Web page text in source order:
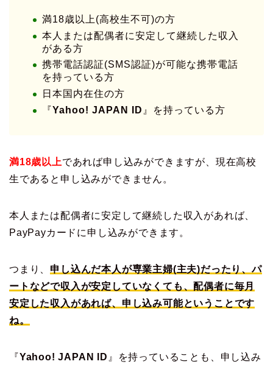
満18歳以上(高校生不可)の方
本人または配偶者に安定して継続した収入
がある方
携帯電話認証(SMS認証)が可能な携帯電話
を持っている方
日本国内在住の方
『Yahoo! JAPAN ID 』を持っている方
満18歳以上であれば申し込みができますが、現在高校
生であると申し込みができません。
本人または配偶者に安定して継続した収入があれば、
PayPayカードに申し込みができます。
つまり、 申し込んだ本人が専業主婦(主夫)だったり、パ
ートなどで収入が安定していなくても、配偶者に毎月
安定した収入があれば、申し込み可能ということです
ね。
『Yahoo! JAPAN ID 』を持っていることも、申し込み